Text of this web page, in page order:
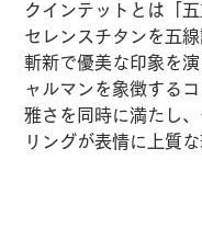
クインテットとは「
セレンスチタンを五
斬新で優美な印象を
ャルマンを象徴する
雅さを同時に満たし
リングが表情に上質